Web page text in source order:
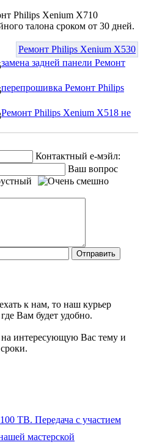
Philips Xenium X710
талона сроком от 30 дней.
Ремонт Philips Xenium X530
замена задней панели Ремонт
перепрошивка Ремонт Philips
Ремонт Philips Xenium X518 не
Контактный е-мэйл:
Ваш вопрос
к нам, то наш курьер
Вам будет удобно.
интересующую Вас тему и
ТВ. Передача с участием
мастерской